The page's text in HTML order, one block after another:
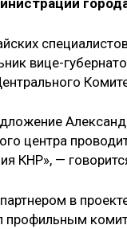
вице-
центра
КНР», —
в
профильным